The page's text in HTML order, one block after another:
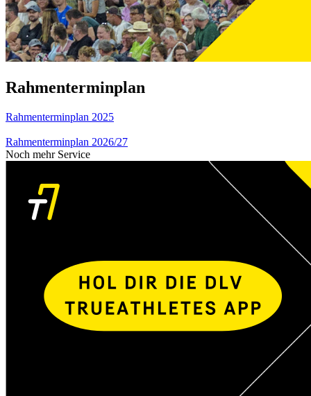
Rahmenterminplan
Rahmenterminplan 2025
Rahmenterminplan 2026/27
Noch mehr Service